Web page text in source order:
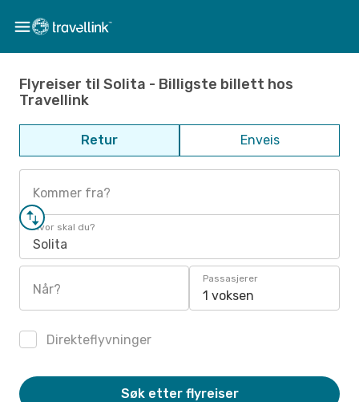
Flyreiser til Solita - Billigste billett hos
Travellink
Retur Enveis
Kommer fra?
Hvor skal du?
Solita
Når?
Passasjerer
1 voksen
Direkteflyvninger
Søk etter flyreiser